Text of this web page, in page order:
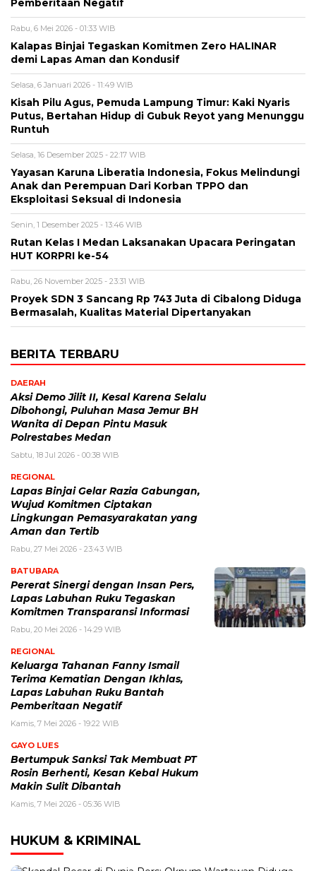
Pemberitaan Negatif
Rabu, 6 Mei 2026 - 01:33 WIB
Kalapas Binjai Tegaskan Komitmen Zero HALINAR
demi Lapas Aman dan Kondusif
Selasa, 6 Januari 2026 - 11:49 WIB
Kisah Pilu Agus, Pemuda Lampung Timur: Kaki Nyaris
Putus, Bertahan Hidup di Gubuk Reyot yang Menunggu
Runtuh
Selasa, 16 Desember 2025 - 22:17 WIB
Yayasan Karuna Liberatia Indonesia, Fokus Melindungi
Anak dan Perempuan Dari Korban TPPO dan
Eksploitasi Seksual di Indonesia
Senin, 1 Desember 2025 - 13:46 WIB
Rutan Kelas I Medan Laksanakan Upacara Peringatan
HUT KORPRI ke-54
Rabu, 26 November 2025 - 23:31 WIB
Proyek SDN 3 Sancang Rp 743 Juta di Cibalong Diduga
Bermasalah, Kualitas Material Dipertanyakan
BERITA TERBARU
DAERAH
Aksi Demo Jilit II, Kesal Karena Selalu
Dibohongi, Puluhan Masa Jemur BH
Wanita di Depan Pintu Masuk
Polrestabes Medan
Sabtu, 18 Jul 2026 - 00:38 WIB
REGIONAL
Lapas Binjai Gelar Razia Gabungan,
Wujud Komitmen Ciptakan
Lingkungan Pemasyarakatan yang
Aman dan Tertib
Rabu, 27 Mei 2026 - 23:43 WIB
BATUBARA
Pererat Sinergi dengan Insan Pers,
Lapas Labuhan Ruku Tegaskan
Komitmen Transparansi Informasi
Rabu, 20 Mei 2026 - 14:29 WIB
REGIONAL
Keluarga Tahanan Fanny Ismail
Terima Kematian Dengan Ikhlas,
Lapas Labuhan Ruku Bantah
Pemberitaan Negatif
Kamis, 7 Mei 2026 - 19:22 WIB
GAYO LUES
Bertumpuk Sanksi Tak Membuat PT
Rosin Berhenti, Kesan Kebal Hukum
Makin Sulit Dibantah
Kamis, 7 Mei 2026 - 05:36 WIB
HUKUM & KRIMINAL